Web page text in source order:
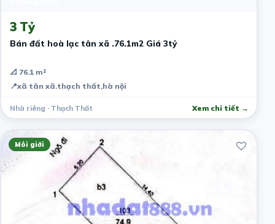
3 Tỷ
Bán đất hoà lạc tân xã .76.1m2 Giá 3tỷ
📐 76.1 m²
📍xã tân xã.thạch thất,hà nội
Nhà riêng · Thạch Thất Xem chi tiết →
Môi giới